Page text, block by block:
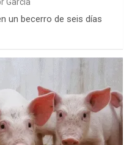
un becerro de seis días